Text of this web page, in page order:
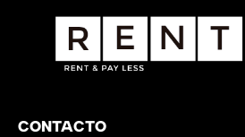
CONTACTO